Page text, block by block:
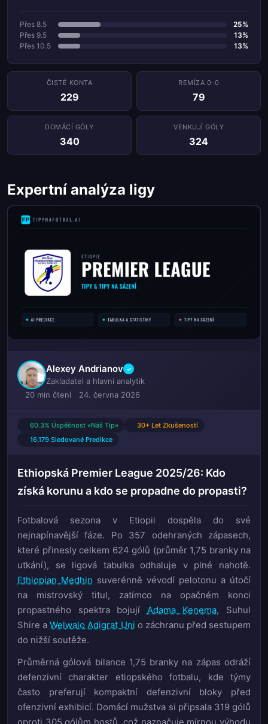
Přes 8.5
25%
Přes 9.5
13%
Přes 10.5
13%
ČISTÉ KONTA
229
REMÍZA 0-0
79
DOMÁCÍ GÓLY
340
VENKUJÍ GÓLY
324
Expertní analýza ligy
Alexey Andrianov ✓
Zakladatel a hlavní analytik
20 min čtení
24. června 2026
60.3% Úspěšnost «Náš Tip»
30+ Let Zkušeností
16,179 Sledované Predikce
Ethiopská Premier League 2025/26: Kdo
získá korunu a kdo se propadne do propasti?
Fotbalová sezona v Etiopii dospěla do své
nejnapínavější fáze. Po 357 odehraných zápasech,
které přinesly celkem 624 gólů (průměr 1,75 branky na
utkání), se ligová tabulka odhaluje v plné nahotě.
Ethiopian Medhin suverénně vévodí pelotonu a útočí
na mistrovský titul, zatímco na opačném konci
propastného spektra bojují Adama Kenema, Suhul
Shire aWelwalo Adigrat Uni o záchranu před sestupem
do nižší soutěže.
Průměrná gólová bilance 1,75 branky na zápas odráží
defenzivní charakter etiopského fotbalu, kde týmy
často preferují kompaktní defenzivní bloky před
ofenzivní exhibicí. Domácí mužstva si připsala 319 gólů